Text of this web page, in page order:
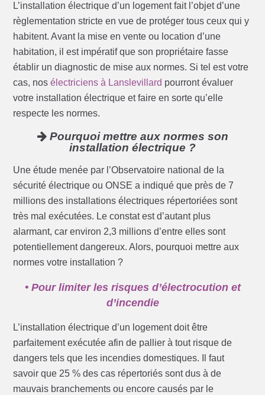
L’installation électrique d’un logement fait l’objet d’une
règlementation stricte en vue de protéger tous ceux qui y
habitent. Avant la mise en vente ou location d’une
habitation, il est impératif que son propriétaire fasse
établir un diagnostic de mise aux normes. Si tel est votre
cas, nosélectriciens à Lanslevillard pourront évaluer
votre installation électrique et faire en sorte qu’elle
respecte les normes.
Pourquoi mettre aux normes son
installation électrique ?
Une étude menée par l’Observatoire national de la
sécurité électrique ou ONSE a indiqué que près de 7
millions des installations électriques répertoriées sont
très mal exécutées. Le constat est d’autant plus
alarmant, car environ 2,3 millions d’entre elles sont
potentiellement dangereux. Alors, pourquoi mettre aux
normes votre installation ?
• Pour limiter les risques d’électrocution et
d’incendie
L’installation électrique d’un logement doit être
parfaitement exécutée afin de pallier à tout risque de
dangers tels que les incendies domestiques. Il faut
savoir que 25 % des cas répertoriés sont dus à de
mauvais branchements ou encore causés par le